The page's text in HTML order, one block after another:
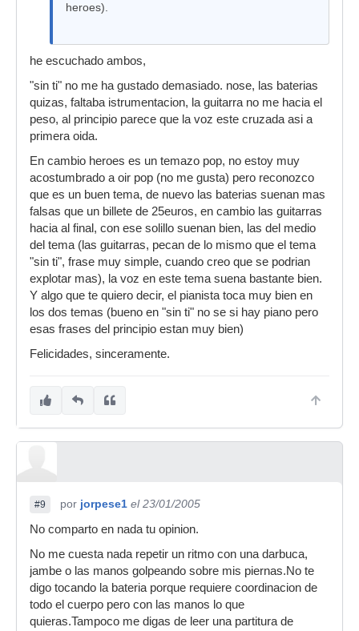
heroes).
he escuchado ambos,
"sin ti" no me ha gustado demasiado. nose, las baterias
quizas, faltaba istrumentacion, la guitarra no me hacia el
peso, al principio parece que la voz este cruzada asi a
primera oida.
En cambio heroes es un temazo pop, no estoy muy
acostumbrado a oir pop (no me gusta) pero reconozco
que es un buen tema, de nuevo las baterias suenan mas
falsas que un billete de 25euros, en cambio las guitarras
hacia al final, con ese solillo suenan bien, las del medio
del tema (las guitarras, pecan de lo mismo que el tema
"sin ti", frase muy simple, cuando creo que se podrian
explotar mas), la voz en este tema suena bastante bien.
Y algo que te quiero decir, el pianista toca muy bien en
los dos temas (bueno en "sin ti" no se si hay piano pero
esas frases del principio estan muy bien)
Felicidades, sinceramente.
#9 por jorpese1 el 23/01/2005
No comparto en nada tu opinion.
No me cuesta nada repetir un ritmo con una darbuca,
jambe o las manos golpeando sobre mis piernas.No te
digo tocando la bateria porque requiere coordinacion de
todo el cuerpo pero con las manos lo que
quieras.Tampoco me digas de leer una partitura de